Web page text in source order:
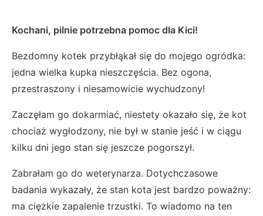
Kochani, pilnie potrzebna pomoc dla Kici!
Bezdomny kotek przybłąkał się do mojego ogródka:
jedna wielka kupka nieszczęścia. Bez ogona,
przestraszony i niesamowicie wychudzony!
Zaczęłam go dokarmiać, niestety okazało się, że kot
chociaż wygłodzony, nie był w stanie jeść i w ciągu
kilku dni jego stan się jeszcze pogorszył.
Zabrałam go do weterynarza. Dotychczasowe
badania wykazały, że stan kota jest bardzo poważny:
ma ciężkie zapalenie trzustki. To wiadomo na ten